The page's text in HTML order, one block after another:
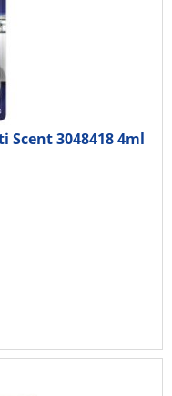
Scent 3048418 4ml